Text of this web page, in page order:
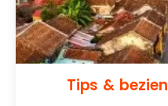
Tips &